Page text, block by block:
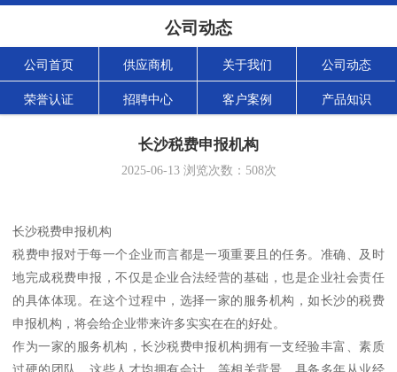
公司动态
公司首页 供应商机 关于我们 公司动态
荣誉认证 招聘中心 客户案例 产品知识
长沙税费申报机构
2025-06-13浏览次数： 508次
长沙税费申报机构
税费申报对于每一个企业而言都是一项重要且的任务。准确、及时
地完成税费申报，不仅是企业合法经营的基础，也是企业社会责任
的具体体现。在这个过程中，选择一家的服务机构，如长沙的税费
申报机构，将会给企业带来许多实实在在的好处。
作为一家的服务机构，长沙税费申报机构拥有一支经验丰富、素质